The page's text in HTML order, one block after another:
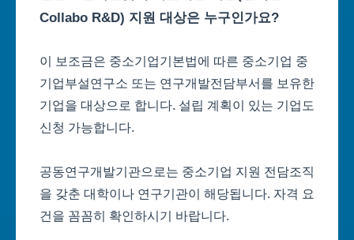
Collabo R&D) 지원 대상은 누구인가요?
이 보조금은 중소기업기본법에 따른 중소기업 중
기업부설연구소 또는 연구개발전담부서를 보유한
기업을 대상으로 합니다. 설립 계획이 있는 기업도
신청 가능합니다.
공동연구개발기관으로는 중소기업 지원 전담조직
을 갖춘 대학이나 연구기관이 해당됩니다. 자격 요
건을 꼼꼼히 확인하시기 바랍니다.